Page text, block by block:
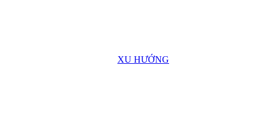
XU HƯỚNG